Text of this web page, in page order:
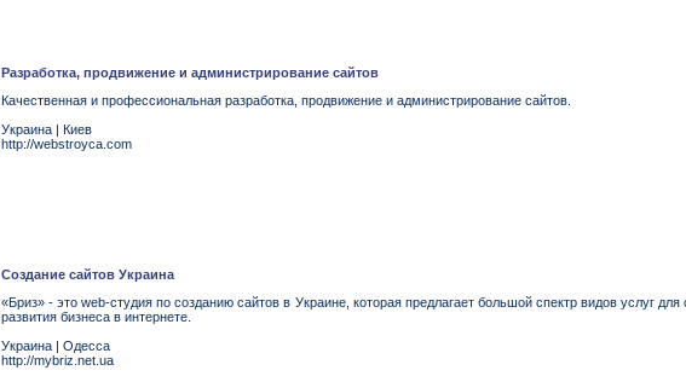
Разработка, продвижение и администрирование сайтов
Качественная и профессиональная разработка, продвижение и администрирование сайтов.
Украина | Киев
http://webstroyca.com
Создание сайтов Украина
«Бриз» - это web-студия по созданию сайтов в Украине, которая предлагает большой спектр видов услуг для
развития бизнеса в интернете.
Украина | Одесса
http://mybriz.net.ua